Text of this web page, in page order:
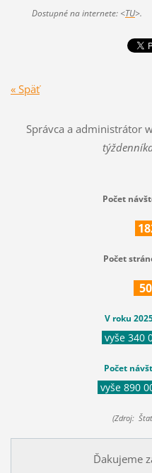
Dostupné na internete: <TU>.
« Späť
Správca a administrátor
Počet
Počet
V roku
vyše 340
Počet
vyše 890
(Zdroj:
Ďakujeme